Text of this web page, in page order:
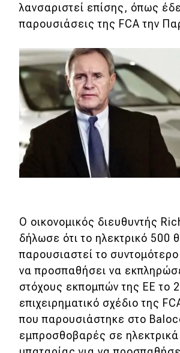
λανσαριστεί επίσης, όπως
παρουσιάσεις της FCA την
Ο οικονομικός διευθυντής
δήλωσε ότι το ηλεκτρικό 500
παρουσιαστεί το
να προσπαθήσει να
στόχους εκπομπών της ΕΕ το
επιχειρηματικό σχέδιο της
που παρουσιάστηκε στο
εμπροσθοβαρές σε ηλεκτρικά